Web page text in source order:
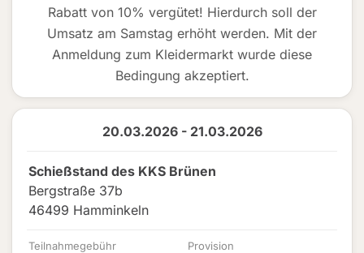
Rabatt von 10% vergütet! Hierdurch soll der
Umsatz am Samstag erhöht werden. Mit der
Anmeldung zum Kleidermarkt wurde diese
Bedingung akzeptiert.
20.03.2026 - 21.03.2026
Schießstand des KKS Brünen
Bergstraße 37b
46499 Hamminkeln
Teilnahmegebühr Provision